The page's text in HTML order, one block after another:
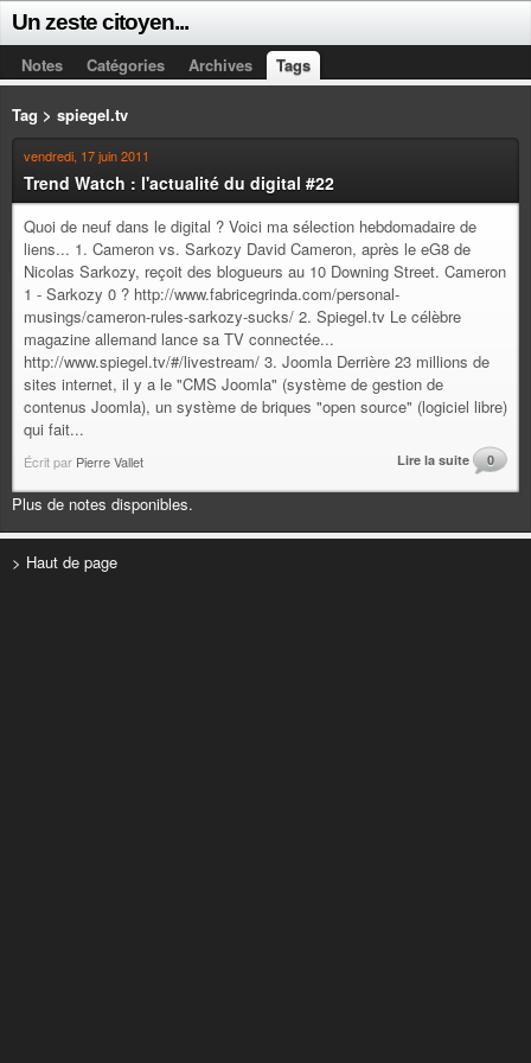
Un zeste citoyen...
Notes Catégories Archives Tags
Tag > spiegel.tv
vendredi, 17 juin 2011
Trend Watch : l'actualité du digital #22
Quoi de neuf dans le digital ? Voici ma sélection hebdomadaire de
liens... 1. Cameron vs. Sarkozy David Cameron, après le eG8 de
Nicolas Sarkozy, reçoit des blogueurs au 10 Downing Street. Cameron
1 - Sarkozy 0 ? http://www.fabricegrinda.com/personal-
musings/cameron-rules-sarkozy-sucks/ 2. Spiegel.tv Le célèbre
magazine allemand lance sa TV connectée...
http://www.spiegel.tv/#/livestream/ 3. Joomla Derrière 23 millions de
sites internet, il y a le "CMS Joomla" (système de gestion de
contenus Joomla), un système de briques "open source" (logiciel libre)
qui fait...
Écrit par Pierre Vallet Lire la suite 0
Plus de notes disponibles.
> Haut de page